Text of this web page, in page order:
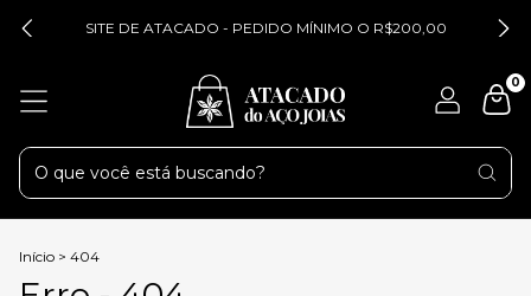
SITE DE ATACADO - PEDIDO MÍNIMO O R$200,00
0
Início > 404